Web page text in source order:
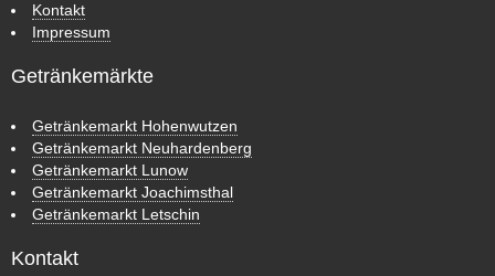
Kontakt
Impressum
Getränkemärkte
Getränkemarkt Hohenwutzen
Getränkemarkt Neuhardenberg
Getränkemarkt Lunow
Getränkemarkt Joachimsthal
Getränkemarkt Letschin
Kontakt